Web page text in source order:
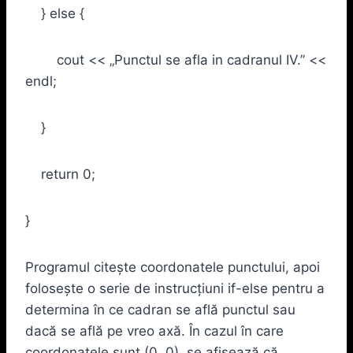
} else {
cout << „Punctul se afla in cadranul IV.” <<
endl;
}
return 0;
}
Programul citește coordonatele punctului, apoi
folosește o serie de instrucțiuni if-else pentru a
determina în ce cadran se află punctul sau
dacă se află pe vreo axă. În cazul în care